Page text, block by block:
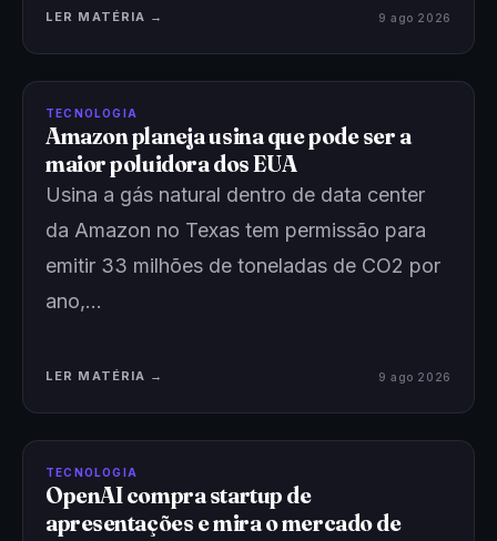
LER MATÉRIA → 9 ago 2026
TECNOLOGIA
Amazon planeja usina que pode ser a
maior poluidora dos EUA
Usina a gás natural dentro de data center
da Amazon no Texas tem permissão para
emitir 33 milhões de toneladas de CO2 por
ano,…
LER MATÉRIA → 9 ago 2026
TECNOLOGIA
OpenAI compra startup de
apresentações e mira o mercado de